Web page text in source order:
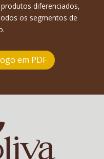
diferenciados,
os segmentos de
em PDF